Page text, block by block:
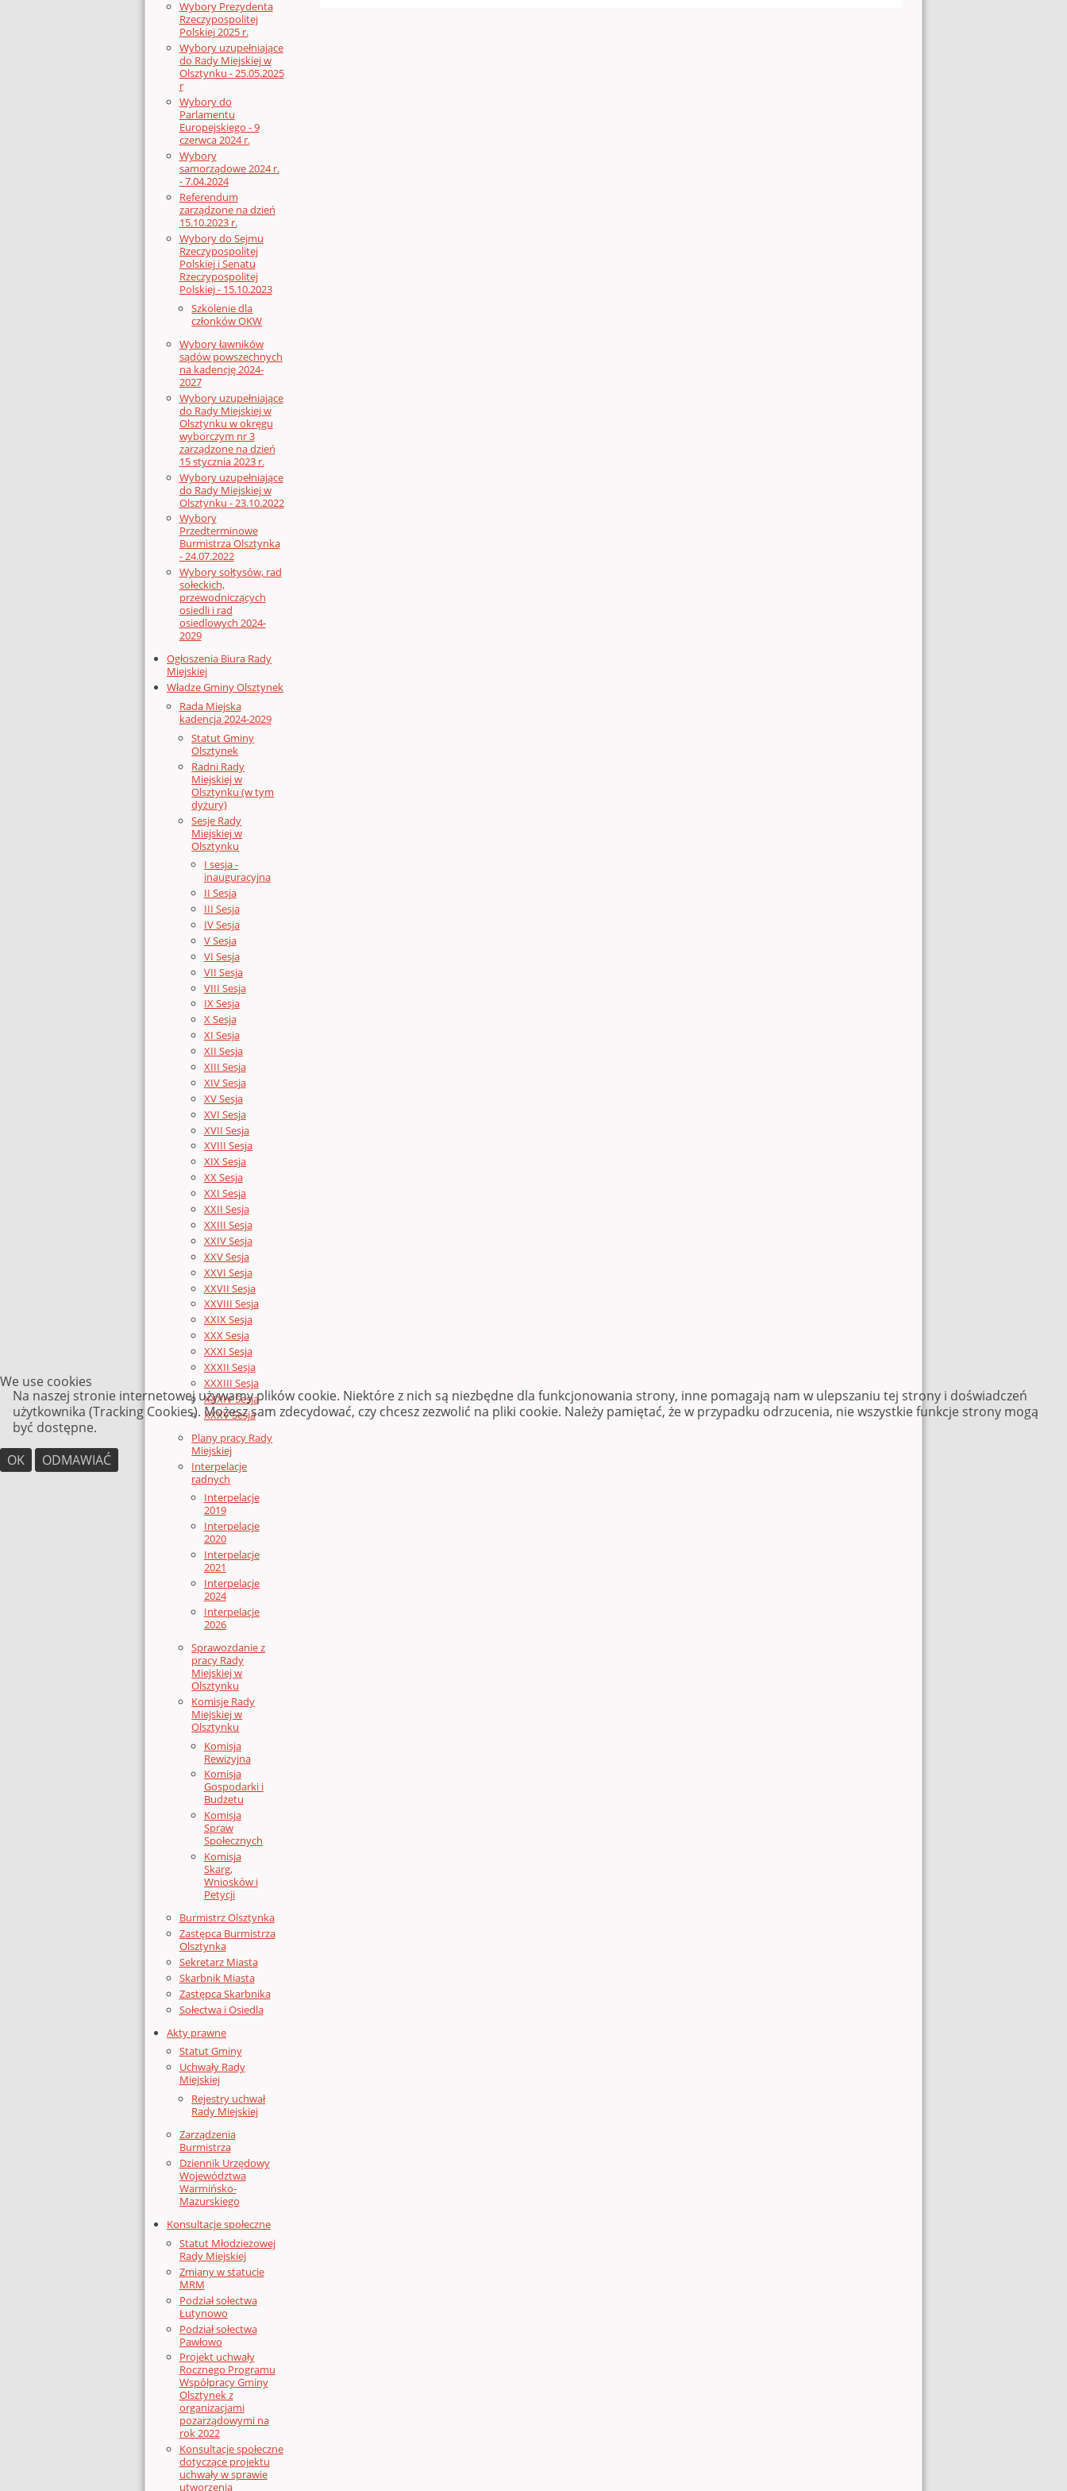
Wybory Prezydenta
Rzeczypospolitej
Polskiej 2025 r.
Wybory uzupełniające
do Rady Miejskiej w
Olsztynku - 25.05.2025
r
Wybory do
Parlamentu
Europejskiego - 9
czerwca 2024 r.
Wybory
samorządowe 2024 r.
- 7.04.2024
Referendum
zarządzone na dzień
15.10.2023 r.
Wybory do Sejmu
Rzeczypospolitej
Polskiej i Senatu
Rzeczypospolitej
Polskiej - 15.10.2023
Szkolenie dla
członków OKW
Wybory ławników
sądów powszechnych
na kadencję 2024-
2027
Wybory uzupełniające
do Rady Miejskiej w
Olsztynku w okręgu
wyborczym nr 3
zarządzone na dzień
15 stycznia 2023 r.
Wybory uzupełniające
do Rady Miejskiej w
Olsztynku - 23.10.2022
Wybory
Przedterminowe
Burmistrza Olsztynka
- 24.07.2022
Wybory sołtysów, rad
sołeckich,
przewodniczących
osiedli i rad
osiedlowych 2024-
2029
Ogłoszenia Biura Rady
Miejskiej
Władze Gminy Olsztynek
Rada Miejska
kadencja 2024-2029
Statut Gminy
Olsztynek
Radni Rady
Miejskiej w
Olsztynku (w tym
dyżury)
Sesje Rady
Miejskiej w
Olsztynku
I sesja -
inauguracyjna
II Sesja
III Sesja
IV Sesja
V Sesja
VI Sesja
VII Sesja
VIII Sesja
IX Sesja
X Sesja
XI Sesja
XII Sesja
XIII Sesja
XIV Sesja
XV Sesja
XVI Sesja
XVII Sesja
XVIII Sesja
XIX Sesja
XX Sesja
XXI Sesja
XXII Sesja
XXIII Sesja
XXIV Sesja
XXV Sesja
XXVI Sesja
XXVII Sesja
XXVIII Sesja
XXIX Sesja
XXX Sesja
XXXI Sesja
XXXII Sesja
XXXIII Sesja
XXXIV Sesja
XXXV Sesja
Plany pracy Rady
Miejskiej
Interpelacje
radnych
Interpelacje
2019
Interpelacje
2020
Interpelacje
2021
Interpelacje
2024
Interpelacje
2026
Sprawozdanie z
pracy Rady
Miejskiej w
Olsztynku
Komisje Rady
Miejskiej w
Olsztynku
Komisja
Rewizyjna
Komisja
Gospodarki i
Budżetu
Komisja
Spraw
Społecznych
Komisja
Skarg,
Wniosków i
Petycji
Burmistrz Olsztynka
Zastępca Burmistrza
Olsztynka
Sekretarz Miasta
Skarbnik Miasta
Zastępca Skarbnika
Sołectwa i Osiedla
Akty prawne
Statut Gminy
Uchwały Rady
Miejskiej
Rejestry uchwał
Rady Miejskiej
Zarządzenia
Burmistrza
Dziennik Urzędowy
Województwa
Warmińsko-
Mazurskiego
Konsultacje społeczne
Statut Młodzieżowej
Rady Miejskiej
Zmiany w statucie
MRM
Podział sołectwa
Łutynowo
Podział sołectwa
Pawłowo
Projekt uchwały
Rocznego Programu
Współpracy Gminy
Olsztynek z
organizacjami
pozarządowymi na
rok 2022
Konsultacje społeczne
dotyczące projektu
uchwały w sprawie
utworzenia
We use cookies
Na naszej stronie internetowej używamy plików cookie. Niektóre z nich są niezbędne dla funkcjonowania strony, inne pomagają nam w ulepszaniu tej strony i doświadczeń
użytkownika (Tracking Cookies). Możesz sam zdecydować, czy chcesz zezwolić na pliki cookie. Należy pamiętać, że w przypadku odrzucenia, nie wszystkie funkcje strony mogą
być dostępne.
OK
ODMAWIAĆ